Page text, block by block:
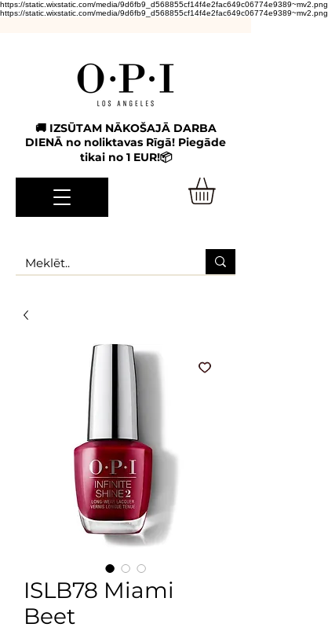
https://static.wixstatic.com/media/9d6fb9_d568855cf14f4e2fac649c06774e9389~mv2.png
https://static.wixstatic.com/media/9d6fb9_d568855cf14f4e2fac649c06774e9389~mv2.png
🚚 IZSŪTAM NĀKOŠAJĀ DARBA
DIENĀ no noliktavas Rīgā! Piegāde
tikai no 1 EUR!📦
ISLB78 Miami
Beet